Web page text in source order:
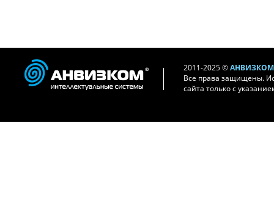
2011-2025 ©
Все права защищены.
сайта только с